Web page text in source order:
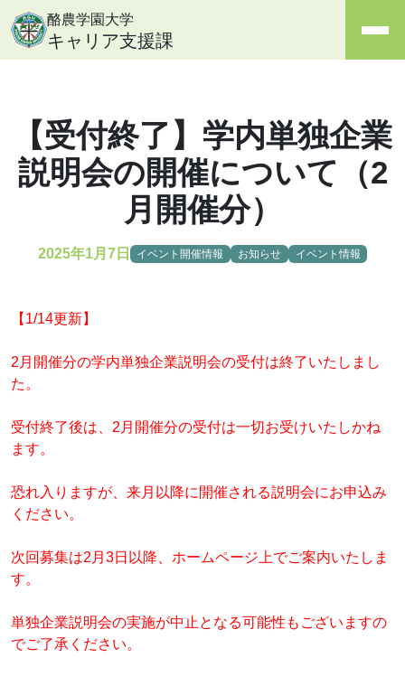
酪農学園大学
キャリア支援課
【受付終了】学内単独企業
説明会の開催について（2
月開催分）
2025年1月7日 イベント開催情報 お知らせ イベント情報
【1/14更新】
2月開催分の学内単独企業説明会の受付は終了いたしまし
た。
受付終了後は、2月開催分の受付は一切お受けいたしかね
ます。
恐れ入りますが、来月以降に開催される説明会にお申込み
ください。
次回募集は2月3日以降、ホームページ上でご案内いたしま
す。
単独企業説明会の実施が中止となる可能性もございますの
でご了承ください。